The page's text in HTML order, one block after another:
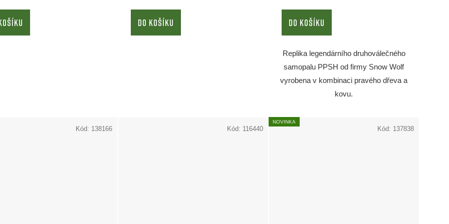
DO KOŠÍKU DO KOŠÍKU
Replika legendárního druhoválečného
samopalu PPSH od firmy Snow Wolf
vyrobena v kombinaci pravého dřeva a
kovu.
Kód: 138166 Kód: 116440
NOVINKA
Kód: 137838